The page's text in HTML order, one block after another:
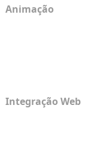
Animação
Integração Web